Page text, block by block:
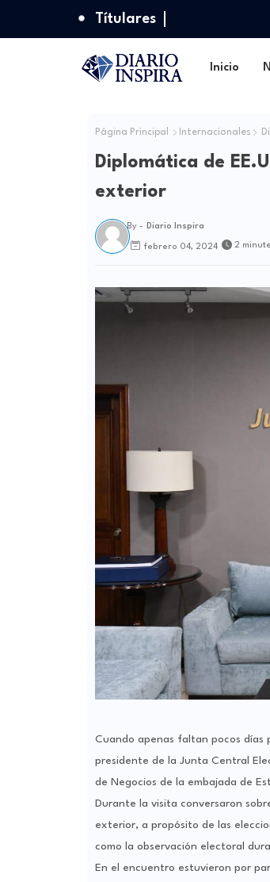
Títulares
Inicio
Página Principal Internacionales
Diplomática de
exterior
By - Diario Inspira
febrero 04, 2024 2
Cuando apenas faltan pocos días
presidente de la Junta Central
de Negocios de la embajada de
Durante la visita conversaron
exterior, a propósito de las
como la observación electoral
En el encuentro estuvieron por